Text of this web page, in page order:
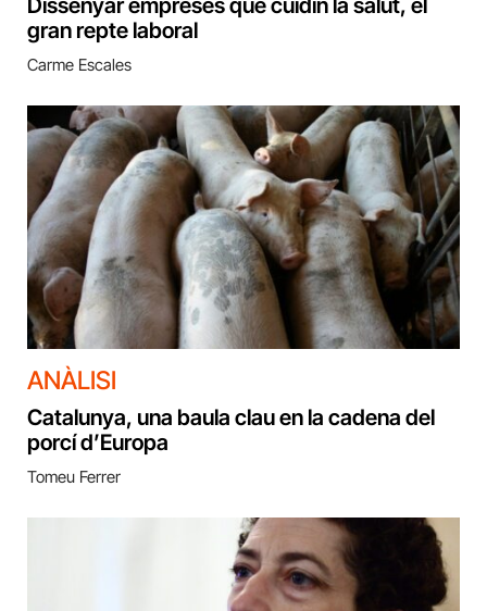
Dissenyar empreses que cuidin la salut, el
gran repte laboral
Carme Escales
ANÀLISI
Catalunya, una baula clau en la cadena del
porcí d’Europa
Tomeu Ferrer